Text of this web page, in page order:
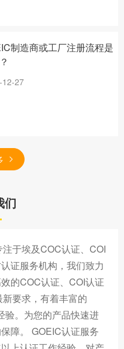
制造商或工厂注册流程是
12-27
们
于埃及COC认证、COI
证服务机构，我们致力
的COC认证、COI认证
要求，有着丰富的
验。为您的产品快速进
障。 GOEIC认证服务